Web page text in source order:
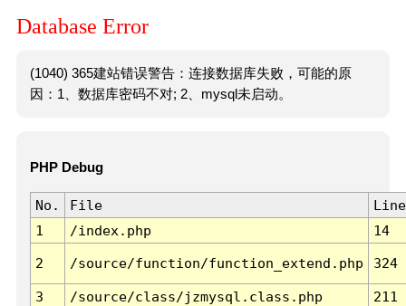
Database Error
(1040) 365建站错误警告：连接数据库失败，可能的原
因：1、数据库密码不对; 2、mysql未启动。
PHP Debug
No. File
Line
1
/index.php 14
2 /source/function/function_extend.php 324
3 /source/class/jzmysql.class.php
211